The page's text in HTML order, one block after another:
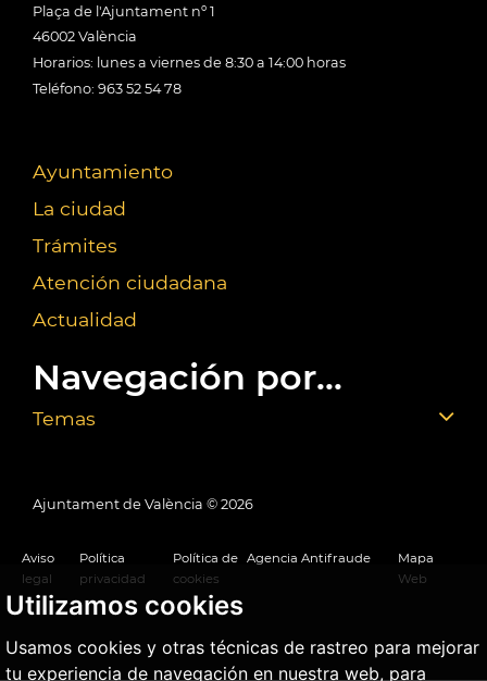
Utilizamos cookies
Usamos cookies y otras técnicas de rastreo para mejorar
tu experiencia de navegación en nuestra web, para
Plaça de l'Ajuntament nº 1
46002 València
Horarios: lunes a viernes de 8:30 a 14:00 horas
Teléfono: 963 52 54 78
Ayuntamiento
La ciudad
Trámites
Atención ciudadana
Actualidad
Navegación por...
Temas
Ajuntament de València © 2026
Aviso
legal
Política
privacidad
Política de
cookies
Agencia Antifraude
Mapa
Web